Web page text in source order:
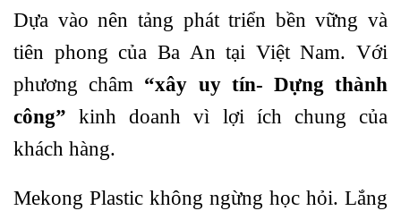
Dựa vào nên tảng phát triển bền vững và
tiên phong của Ba An tại Việt Nam. Với
phương châm “xây uy tín- Dựng thành
công” kinh doanh vì lợi ích chung của
khách hàng.
Mekong Plastic không ngừng học hỏi. Lắng